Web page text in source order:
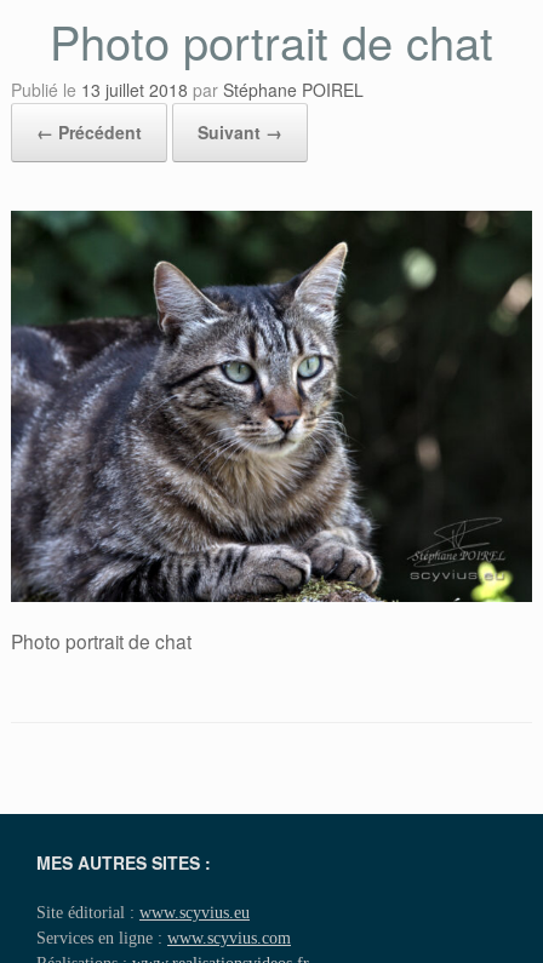
Photo portrait de chat
Publié le 13 juillet 2018 par Stéphane POIREL
← Précédent
Suivant →
Photo portrait de chat
MES AUTRES SITES :
Site éditorial : www.scyvius.eu
Services en ligne : www.scyvius.com